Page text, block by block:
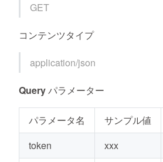
GET
コンテンツタイプ
application/json
Query パラメーター
パラメータ名 サンプル値
token
xxx